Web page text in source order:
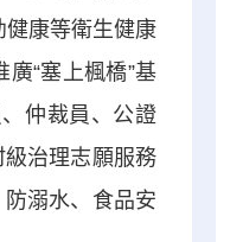
健康等衛生健康
廣“塞上楓橋”基
仲裁員、公證
治理志願服務
溺水、食品安